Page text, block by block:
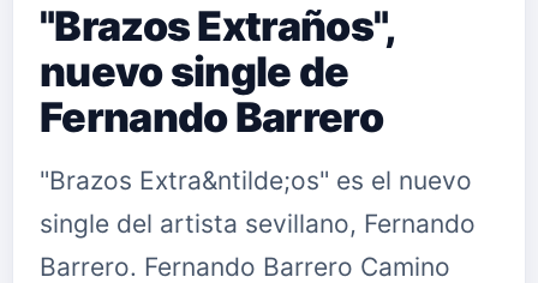
"Brazos Extraños",
nuevo single de
Fernando Barrero
"Brazos Extra&ntilde;os" es el nuevo
single del artista sevillano, Fernando
Barrero. Fernando Barrero Camino